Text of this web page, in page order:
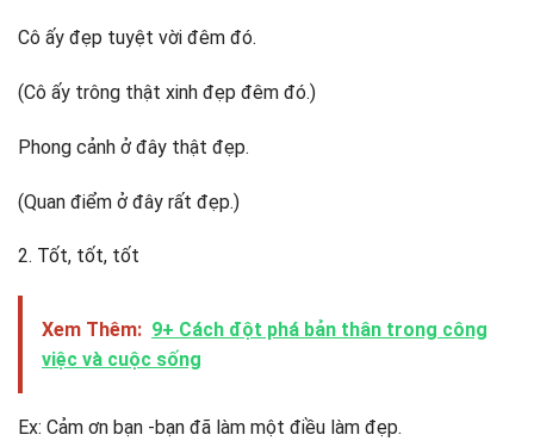
Cô ấy đẹp tuyệt vời đêm đó.
(Cô ấy trông thật xinh đẹp đêm đó.)
Phong cảnh ở đây thật đẹp.
(Quan điểm ở đây rất đẹp.)
2. Tốt, tốt, tốt
Xem Thêm: 9+ Cách đột phá bản thân trong công
việc và cuộc sống
Ex: Cảm ơn bạn -bạn đã làm một điều làm đẹp.